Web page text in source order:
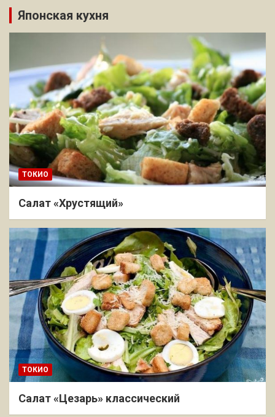
Японская кухня
ТОКИО
Салат «Хрустящий»
ТОКИО
Салат «Цезарь» классический